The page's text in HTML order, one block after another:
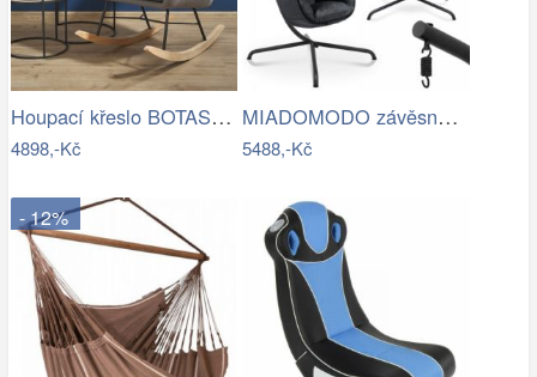
Houpací křeslo BOTAS Halmar
4898,-Kč
MIADOMODO závěsné houpací křeslo…
5488,-Kč
- 12%